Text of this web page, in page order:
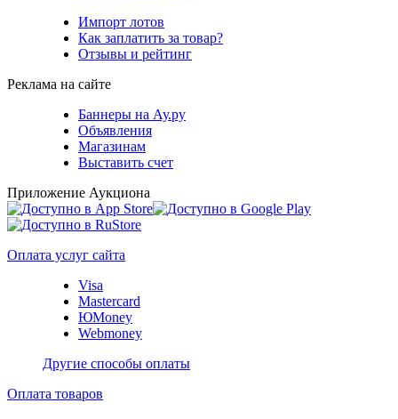
Импорт лотов
Как заплатить за товар?
Отзывы и рейтинг
Реклама на сайте
Баннеры на Ау.ру
Объявления
Магазинам
Выставить счет
Приложение Аукциона
Оплата услуг сайта
Visa
Mastercard
ЮMoney
Webmoney
Другие способы оплаты
Оплата товаров